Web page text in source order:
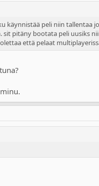
käynnistää peli niin tallentaa
pitäny bootata peli uusiks
että pelaat